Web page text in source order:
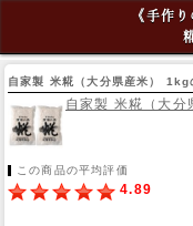
《手作
自家製 米糀（大分県産米） 1kg
自家製 米糀（大分
この商品の平均評価
4.89